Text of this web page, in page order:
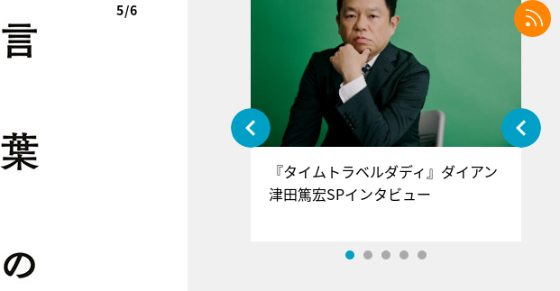
5/6
『アイ＝ラブ！げーみんぐ』＝LOV
『タイムトラベルダディ』ダイアン
津田篤宏SPインタビュー